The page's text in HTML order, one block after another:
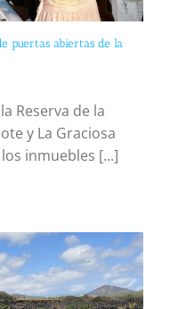
puertas abiertas de la
Reserva de la
y La Graciosa
inmuebles [...]